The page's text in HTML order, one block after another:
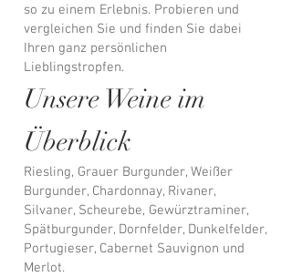
so zu einem Erlebnis. Probieren und
vergleichen Sie und finden Sie dabei
Ihren ganz persönlichen
Lieblingstropfen.
Unsere Weine im
Überblick
Riesling, Grauer Burgunder, Weißer
Burgunder, Chardonnay, Rivaner,
Silvaner, Scheurebe, Gewürztraminer,
Spätburgunder, Dornfelder, Dunkelfelder,
Portugieser, Cabernet Sauvignon und
Merlot.